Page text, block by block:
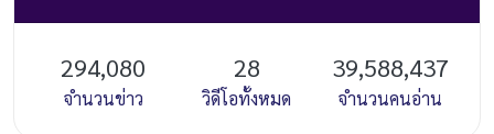
294,080
จำนวนข่าว
28
วิดีโอทั้งหมด
39,588,437
จำนวนคนอ่าน